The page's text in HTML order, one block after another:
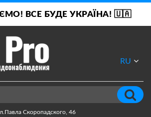
ВСЕ БУДЕ УКРАЇНА! 🇺🇦
Скоропадского, 46
RU
UA